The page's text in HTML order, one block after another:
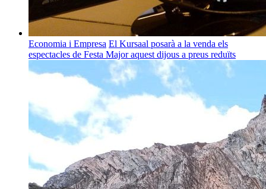
Economia i Empresa El Kursaal posarà a la venda els
espectacles de Festa Major aquest dijous a preus reduïts